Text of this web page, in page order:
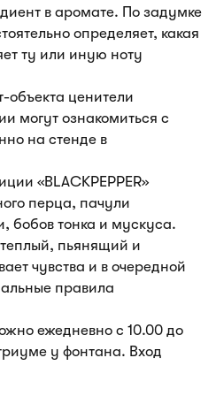
в аромате. По задумке
определяет, какая
ту или иную ноту
ценители
могут ознакомиться с
на стенде в
«BLACKPEPPER»
перца, пачули
бобов тонка и мускуса.
пьянящий и
чувства и в очередной
правила
ежедневно с 10.00 до
у фонтана. Вход